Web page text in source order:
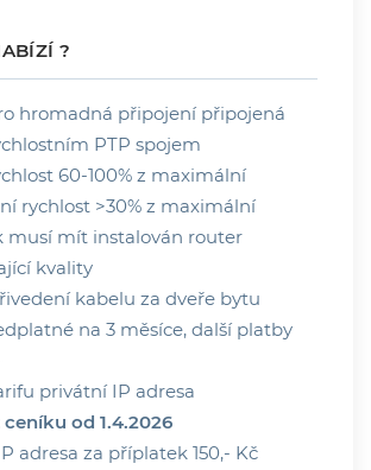
?
hromadná připojení připojená
PTP spojem
60-100% z maximální
rychlost >30% z maximální
musí mít instalován router
kvality
kabelu za dveře bytu
na 3 měsíce, další platby
privátní IP adresa
od 1.4.2026
adresa za příplatek 150,- Kč